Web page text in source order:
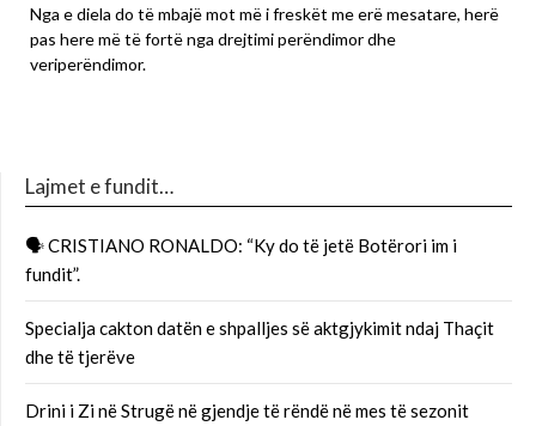
Nga e diela do të mbajë mot më i freskët me erë mesatare, herë
pas here më të fortë nga drejtimi perëndimor dhe
veriperëndimor.
Lajmet e fundit…
🗣 CRISTIANO RONALDO: “Ky do të jetë Botërori im i
fundit”.
Specialja cakton datën e shpalljes së aktgjykimit ndaj Thaçit
dhe të tjerëve
Drini i Zi në Strugë në gjendje të rëndë në mes të sezonit